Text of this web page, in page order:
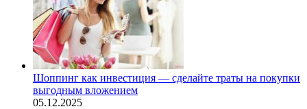
Шоппинг как инвестиция — сделайте траты на покупки
выгодным вложением
05.12.2025